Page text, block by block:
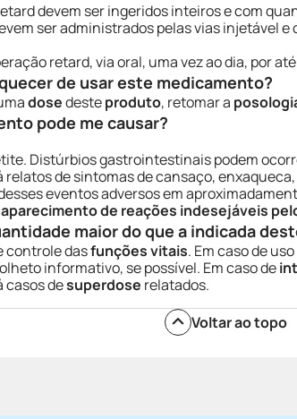
devem ser ingeridos inteiros e com
ser administrados pelas vias injetável e
retard, via oral, uma vez ao dia, por
de usar este medicamento?
dosedesteproduto, retomar a
pode me causar?
Distúrbios gastrointestinais podem
relatos de sintomas de cansaço,
eventos adversos em
de reações indesejáveis
maior do que a indicada
controle dasfunções vitais. Em caso de
informativo, se possível. Em caso de
casos desuperdose relatados.
Voltar ao topo